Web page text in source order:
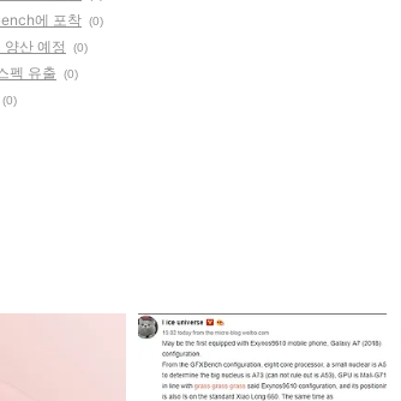
에 포착 (0)
산 예정 (0)
펙 유출 (0)
(0)